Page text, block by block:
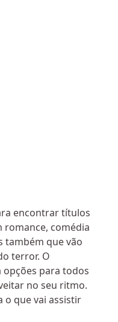
encontrar títulos
romance, comédia
também que vão
terror. O
para todos
no seu ritmo.
o que vai assistir